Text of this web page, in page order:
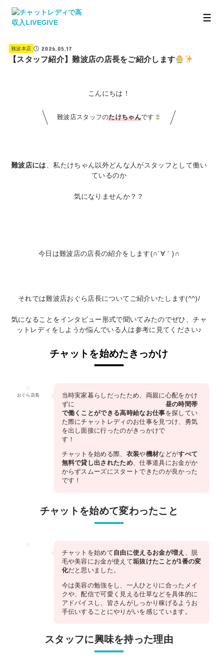
難波本店 2026.05.17
【スタッフ紹介】難波店の店長をご紹介します
こんにちは！
難波店スタッフのたけちゃんです
難波店には 、私たけちゃん以外どんな人がスタッフとして働い
ているのか
気になりませんか？？
今日は難波店の店長の紹介をします(∩´∀｀)∩
それでは難波店おぐら店長についてご紹介いたします(^^)/
気になることをインタビュー形式で聞いてみたのでぜひ、チャ
ットレディをしようか悩んでいる人は参考に見てください♪
チャットを始めたきっかけ
おぐら店長
当時実家暮らしだったため、両親に心配をかけ
ずに 昼の時間帯
で働くことができる高時給なお仕事を探してい
た際にチャットレディのお仕事を見つけ、勇気
を出し面接に行ったのがきっかけで
す！
チャットを始める際、 衣装や機材などがすべて
無料で貸し出されたため、仕事道具にお金がか
からずスムーズにスタートできたのが良かった
です！
チャットを始めて変わったこと
チャットを始めて 自由に使えるお金が増え 、脱
毛や美容にお金が使えて垢抜けたことが1番の変
化だと思いました。
今は美容の勉強をし、一人ひとりに合ったメイ
クや、配信で可愛く見える仕草などを具体的に
アドバイスし、皆さんがしっかり稼げるようお
手伝いすることにやりがいを感じています。
スタッフに興味を持った理由